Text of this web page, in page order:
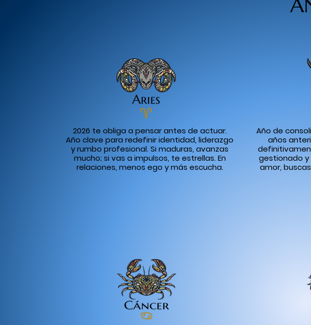
2026 te obliga a pensar antes de actuar.
Año clave para redefinir identidad, liderazgo
y rumbo profesional. Si maduras, avanzas
mucho; si vas a impulsos, te estrellas. En
relaciones, menos ego y más escucha.
Año de
años
gestionado y
amor,